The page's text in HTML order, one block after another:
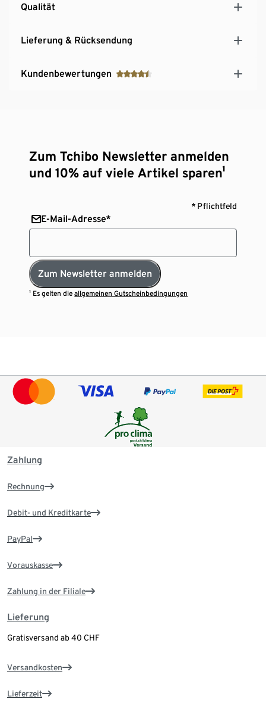
Qualität
Lieferung & Rücksendung
Kundenbewertungen
Zum Tchibo Newsletter anmelden
und 10% auf viele Artikel sparen¹
* Pflichtfeld
E-Mail-Adresse*
Zum Newsletter anmelden
¹ Es gelten dieallgemeinen Gutscheinbedingungen
Zahlung
Rechnung
Debit- und Kreditkarte
PayPal
Vorauskasse
Zahlung in der Filiale
Lieferung
Gratisversand ab 40 CHF
Versandkosten
Lieferzeit